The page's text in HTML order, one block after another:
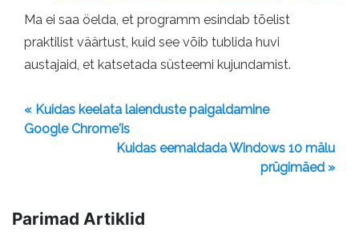
Ma ei saa öelda, et programm esindab tõelist
praktilist väärtust, kuid see võib tublida huvi
austajaid, et katsetada süsteemi kujundamist.
« Kuidas keelata laienduste paigaldamine
Google Chrome'is
Kuidas eemaldada Windows 10 mälu
prügimäed »
Parimad Artiklid